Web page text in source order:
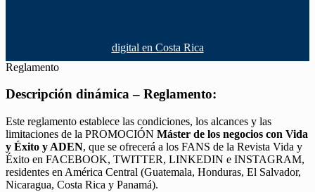
digital en Costa Rica
Reglamento
Descripción dinámica – Reglamento:
Este reglamento establece las condiciones, los alcances y las
limitaciones de la PROMOCIÓN Máster de los negocios con Vida
y Éxito y ADEN, que se ofrecerá a los FANS de la Revista Vida y
Éxito en FACEBOOK, TWITTER, LINKEDIN e INSTAGRAM,
residentes en América Central (Guatemala, Honduras, El Salvador,
Nicaragua, Costa Rica y Panamá).